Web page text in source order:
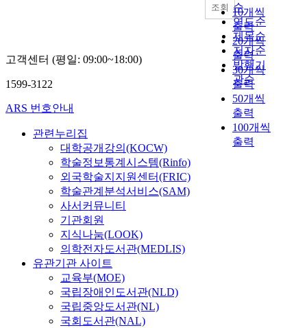
순
연도순
제목순
저자순
발행기
관순
10개씩
출력
20개씩
출력
30개씩
출력
50개씩
출력
100개씩
출력
조회
고객센터 (평일: 09:00~18:00)
1599-3122
ARS 번호안내
관련누리집
대학공개강의(KOCW)
학술정보통계시스템(Rinfo)
외국학술지지원센터(FRIC)
학술관계분석서비스(SAM)
사서커뮤니티
기관회원
지식나눔(LOOK)
의학전자도서관(MEDLIS)
유관기관 사이트
교육부(MOE)
국립장애인도서관(NLD)
국립중앙도서관(NL)
국회도서관(NAL)